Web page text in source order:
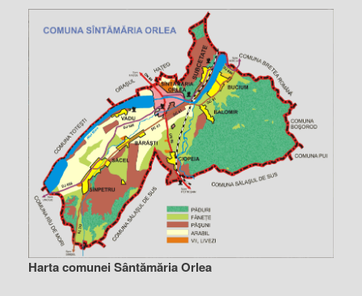
Harta comunei Sântămăria Orlea